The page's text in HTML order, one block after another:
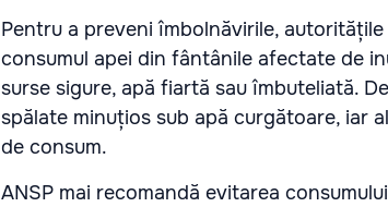
Pentru a preveni îmbolnăvirile,
consumul apei din fântânile afectate de
surse sigure, apă fiartă sau îmbuteliată.
spălate minuțios sub apă curgătoare, iar
de consum.
ANSP mai recomandă evitarea